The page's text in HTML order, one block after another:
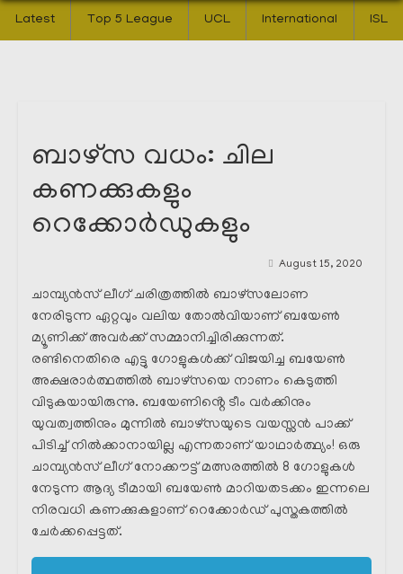
Latest Top 5 League UCL International ISL
ബാഴ്സ വധം: ചില
കണക്കുകളും
റെക്കോർഡുകളും
August 15, 2020
ചാമ്പ്യൻസ് ലീഗ് ചരിത്രത്തിൽ ബാഴ്സലോണ
നേരിടുന്ന ഏറ്റവും വലിയ തോൽവിയാണ് ബയേൺ
മ്യൂണിക്ക് അവർക്ക് സമ്മാനിച്ചിരിക്കുന്നത്.
രണ്ടിനെതിരെ എട്ടു ഗോളുകൾക്ക് വിജയിച്ച ബയേൺ
അക്ഷരാർത്ഥത്തിൽ ബാഴ്സയെ നാണം കെടുത്തി
വിടുകയായിരുന്നു. ബയേണിൻ്റെ ടീം വർക്കിനും
യുവത്വത്തിനും മുന്നിൽ ബാഴ്സയുടെ വയസ്സൻ പാക്ക്
പിടിച്ച് നിൽക്കാനായില്ല എന്നതാണ് യാഥാർത്ഥ്യം! ഒരു
ചാമ്പ്യൻസ് ലീഗ് നോക്കൗട്ട് മത്സരത്തിൽ 8 ഗോളുകൾ
നേടുന്ന ആദ്യ ടീമായി ബയേൺ മാറിയതടക്കം ഇന്നലെ
നിരവധി കണക്കുകളാണ് റെക്കോർഡ് പുസ്തകത്തിൽ
ചേർക്കപ്പെട്ടത്.